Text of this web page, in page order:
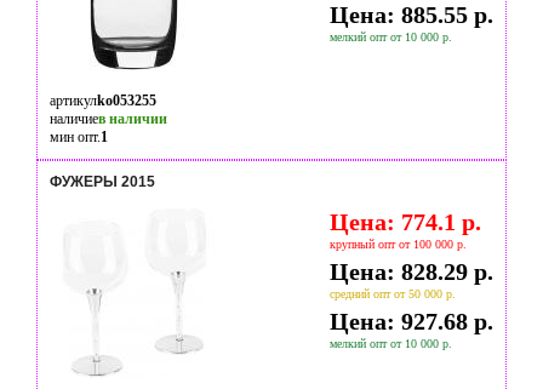
Цена: 885.55 р.
мелкий опт от 10 000 р.
артикулko053255
наличиев наличии
мин опт.1
ФУЖЕРЫ 2015
Цена: 774.1 р.
крупный опт от 100 000 р.
Цена: 828.29 р.
средний опт от 50 000 р.
Цена: 927.68 р.
мелкий опт от 10 000 р.